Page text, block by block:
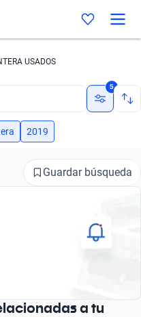
USADOS
5
2019
Guardar búsqueda
a tu